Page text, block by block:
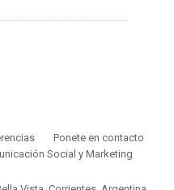
Ponete en contacto
Social y Marketing